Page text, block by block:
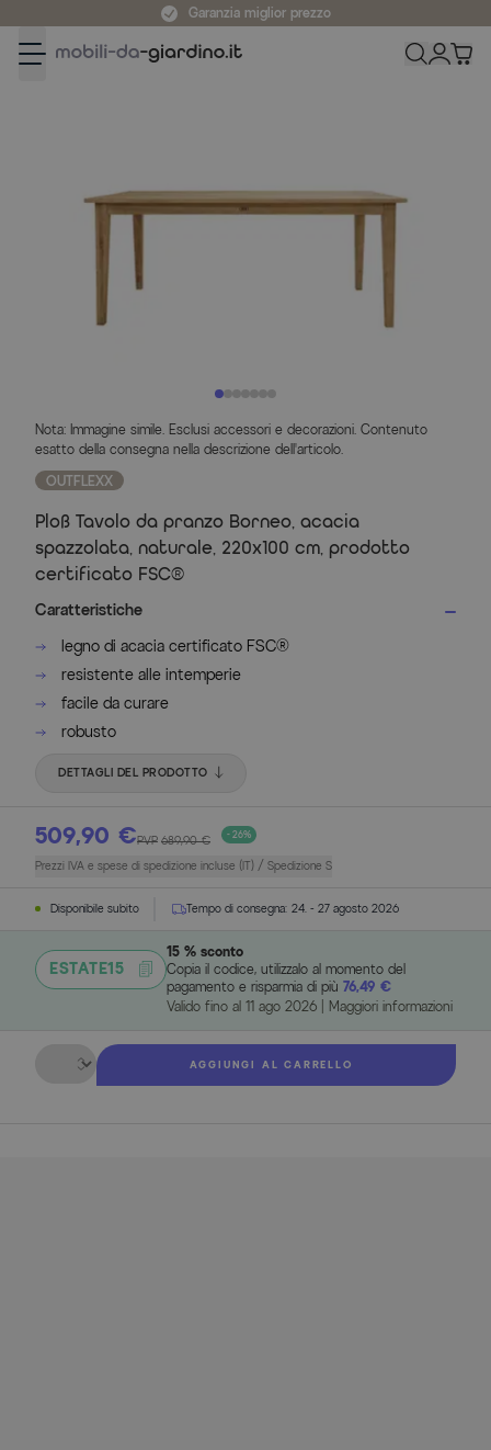
Garanzia miglior prezzo
Nota: Immagine simile. Esclusi accessori e decorazioni. Contenuto
esatto della consegna nella descrizione dell'articolo.
OUTFLEXX
Ploß Tavolo da pranzo Borneo, acacia
spazzolata, naturale, 220x100 cm, prodotto
certificato FSC®
Caratteristiche
legno di acacia certificato FSC®
resistente alle intemperie
facile da curare
robusto
DETTAGLI DEL PRODOTTO
509,90 €PVP 689,90 € - 26%
Prezzi IVA e spese di spedizione incluse (IT) / Spedizione S
Disponibile subito Tempo di consegna: 24. - 27 agosto 2026
ESTATE15
15 % sconto
Copia il codice, utilizzalo al momento del
pagamento e risparmia di più 76,49 €
Valido fino al 11 ago 2026| Maggiori informazioni
Quantità
AGGIUNGI AL CARRELLO